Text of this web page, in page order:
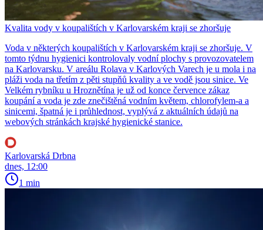
Kvalita vody v koupalištích v Karlovarském kraji se zhoršuje
Voda v některých koupalištích v Karlovarském kraji se zhoršuje. V
tomto týdnu hygienici kontrolovaly vodní plochy s provozovatelem
na Karlovarsku. V areálu Rolava v Karlových Varech je u mola i na
pláži voda na třetím z pěti stupňů kvality a ve vodě jsou sinice. Ve
Velkém rybníku u Hroznětína je už od konce července zákaz
koupání a voda je zde znečištěná vodním květem, chlorofylem-a a
sinicemi, špatná je i průhlednost, vyplývá z aktuálních údajů na
webových stránkách krajské hygienické stanice.
Karlovarská Drbna
dnes, 12:00
1 min